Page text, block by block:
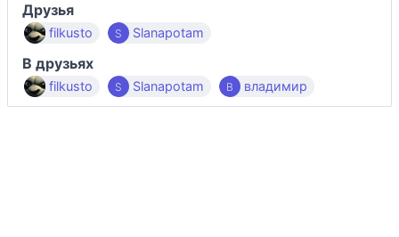
Друзья
filkusto Slanapotam
В друзьях
filkusto Slanapotam владимир